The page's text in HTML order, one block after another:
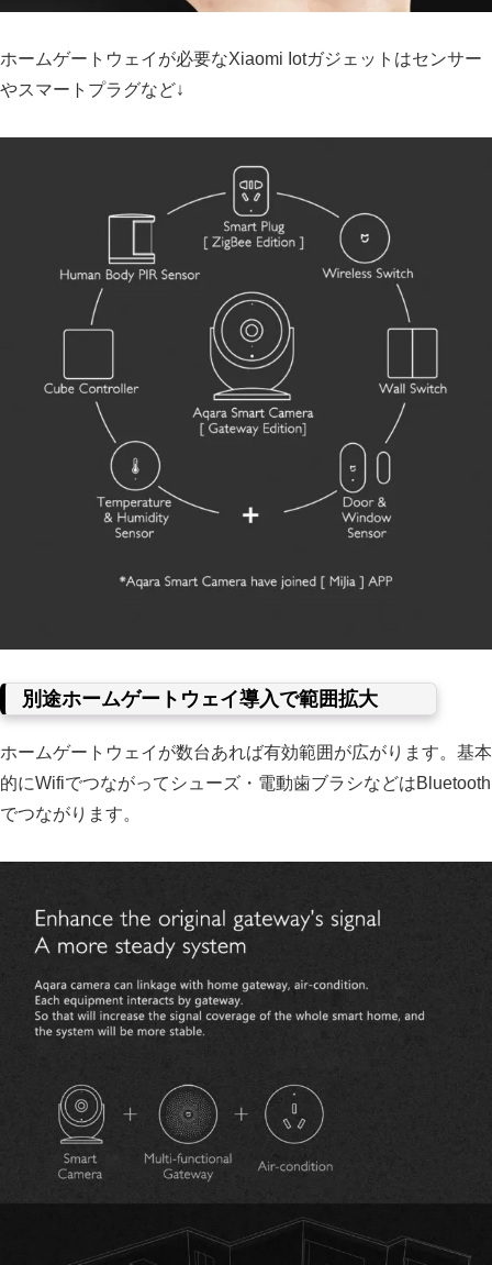
ホームゲートウェイが必要なXiaomi Iotガジェットはセンサー
やスマートプラグなど↓
別途ホームゲートウェイ導入で範囲拡大
ホームゲートウェイが数台あれば有効範囲が広がります。基本
的にWifiでつながってシューズ・電動歯ブラシなどはBluetooth
でつながります。